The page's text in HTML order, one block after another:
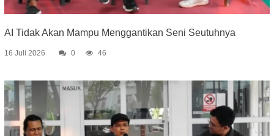
AI Tidak Akan Mampu Menggantikan Seni Seutuhnya
16 Juli 2026 0 46